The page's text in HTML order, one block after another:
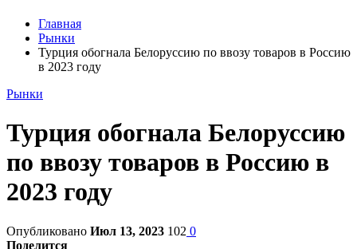
Главная
Рынки
Турция обогнала Белоруссию по ввозу товаров в Россию
в 2023 году
Рынки
Турция обогнала Белоруссию
по ввозу товаров в Россию в
2023 году
Опубликовано Июл 13, 2023 102 0
Поделится